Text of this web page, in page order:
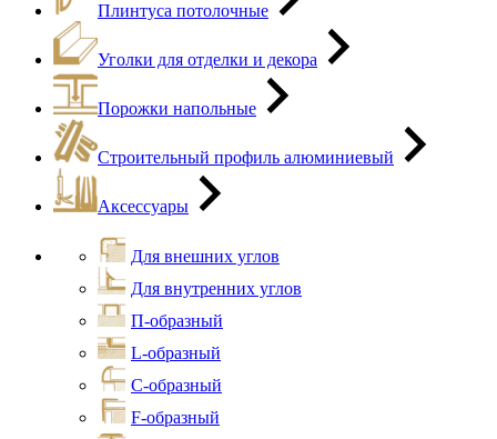
Плинтуса потолочные
Уголки для отделки и декора
Порожки напольные
Строительный профиль алюминиевый
Аксессуары
Для внешних углов
Для внутренних углов
П-образный
L-образный
С-образный
F-образный